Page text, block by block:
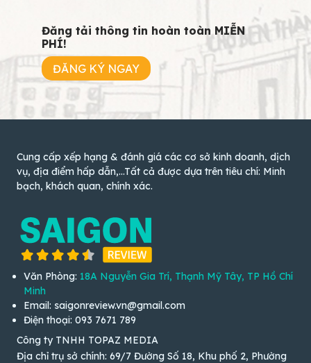
Đăng tải thông tin hoàn toàn MIỄN
PHÍ!
ĐĂNG KÝ NGAY
Cung cấp xếp hạng & đánh giá các cơ sở kinh doanh, dịch
vụ, địa điểm hấp dẫn,...Tất cả được dựa trên tiêu chí: Minh
bạch, khách quan, chính xác.
Văn Phòng: 18A Nguyễn Gia Trí, Thạnh Mỹ Tây, TP Hồ Chí
Minh
Email: saigonreview.vn@gmail.com
Điện thoại: 093 7671 789
Công ty TNHH TOPAZ MEDIA
Địa chỉ trụ sở chính: 69/7 Đường Số 18, Khu phố 2, Phường